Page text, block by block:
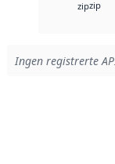
zipzip
Ingen registrerte